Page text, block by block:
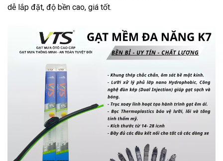
dễ lắp đặt, độ bền cao, giá tốt.